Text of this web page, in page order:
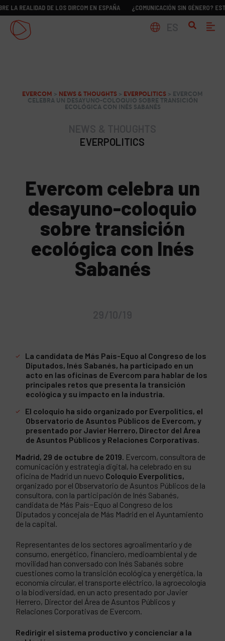
DE LOS DIRCOM EN ESPAÑA ¿COMUNICACIÓN SIN GÉNERO? ESTUDIO
EVERCOM > NEWS & THOUGHTS > EVERPOLITICS > EVERCOM
CELEBRA UN DESAYUNO-COLOQUIO SOBRE TRANSICIÓN
ECOLÓGICA CON INÉS SABANÉS
EVERPOLITICS
Evercom celebra un
desayuno-coloquio
sobre transición
ecológica con Inés
Sabanés
La candidata de Más País-Equo al Congreso de los
Diputados, Inés Sabanés, ha participado en un
acto en las oficinas de Evercom para hablar de los
principales retos que presenta la transición
ecológica y su impacto en la industria.
El coloquio ha sido organizado por Everpolitics, el
Observatorio de Asuntos Públicos de Evercom, y
presentado por Javier Herrero, Director del Área
de Asuntos Públicos y Relaciones Corporativas.
Madrid, 29 de octubre de 2019. Evercom, consultora de
comunicación y estrategia digital, ha celebrado en su
oficina de Madrid un nuevo Coloquio Everpolitics,
organizado por el Observatorio de Asuntos Públicos de la
consultora, con la participación de Inés Sabanés,
candidata de Más País−Equo al Congreso de los
Diputados y concejala de Más Madrid en el Ayuntamiento
de la capital.
Representantes de los sectores agroalimentario y de
consumo, energético, financiero, medioambiental y de
movilidad han conversado con Inés Sabanés sobre
cuestiones como la transición ecológica y energética, la
economía circular, el transporte eléctrico, la agroecología
o la biodiversidad, en un acto presentado por Javier
Herrero, Director del Área de Asuntos Públicos y
Relaciones Corporativas de Evercom.
Redirigir el sistema productivo y concienciar a la